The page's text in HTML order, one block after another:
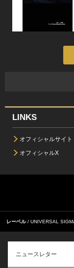
LINKS
オフィシャルサイト
オフィシャルX
レーベル UNIVERSAL
ニュースレター